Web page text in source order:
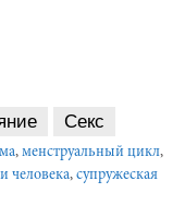
Секс
, менструальный цикл,
человека, супружеская